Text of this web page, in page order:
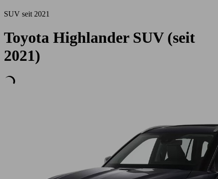
SUV seit 2021
Toyota Highlander SUV (seit
2021)